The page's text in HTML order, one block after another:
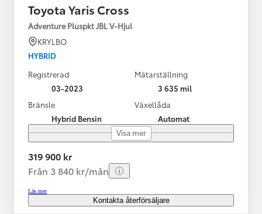
Toyota Yaris Cross
Adventure Pluspkt JBL V-Hjul
KRYLBO
HYBRID
Registrerad
03-2023
Mätarställning
3 635 mil
Bränsle
Hybrid Bensin
Växellåda
Automat
Visa mer
319 900 kr
Från 3 840 kr/mån
Läs mer
Kontakta återförsäljare